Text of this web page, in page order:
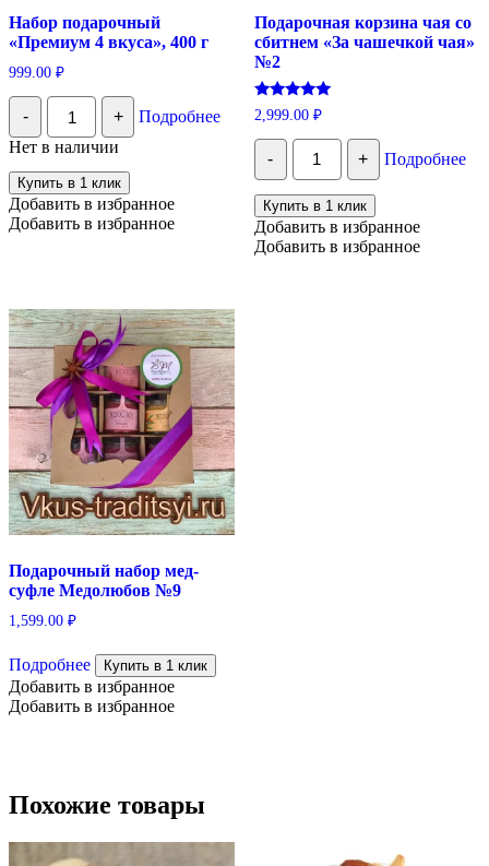
Набор подарочный
«Премиум 4 вкуса», 400 г
999.00 ₽
-
Количество
Набор
подарочный
"Премиум
4
вкуса",
400
г
+
Подробнее
Нет в наличии
Купить в 1 клик
Добавить в избранное
Добавить в избранное
Подарочная корзина чая со
сбитнем «За чашечкой чая»
№2
Оценка
5.00
из 5
2,999.00 ₽
-
Количество
Подарочная
корзина
чая
со
сбитнем
"За
+ Подробнее
Купить в 1 клик
Добавить в избранное
Добавить в избранное
Подарочный набор мед-
суфле Медолюбов №9
1,599.00 ₽
Подробнее Купить в 1 клик
Добавить в избранное
Добавить в избранное
Похожие товары